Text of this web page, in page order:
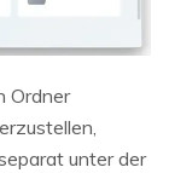
Ordner
unter der